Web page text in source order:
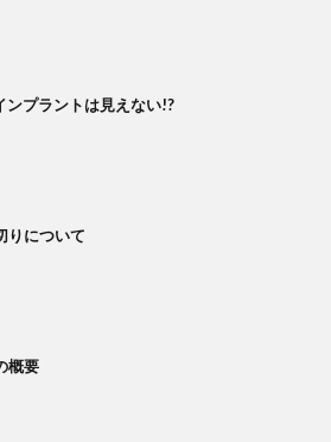
ンプラントは見えない!?
りについて
概要